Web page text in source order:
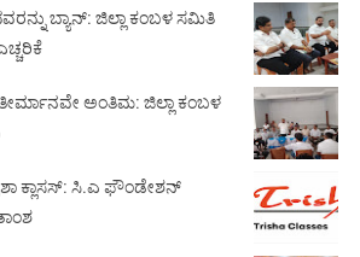
ಬ್ಯಾನ್: ಜಿಲ್ಲಾ ಕಂಬಳ ಸಮಿತಿ
ಅಂತಿಮ: ಜಿಲ್ಲಾ ಕಂಬಳ
ಕ್ಲಾಸಸ್: ಸಿ.ಎ ಫೌಂಡೇಶನ್